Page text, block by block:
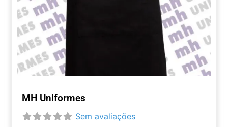
MH Uniformes
Sem avaliações